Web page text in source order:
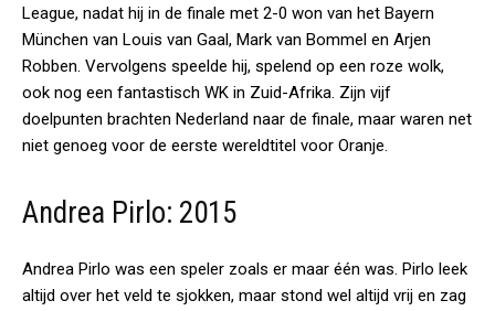
League, nadat hij in de finale met 2-0 won van het Bayern
München van Louis van Gaal, Mark van Bommel en Arjen
Robben. Vervolgens speelde hij, spelend op een roze wolk,
ook nog een fantastisch WK in Zuid-Afrika. Zijn vijf
doelpunten brachten Nederland naar de finale, maar waren net
niet genoeg voor de eerste wereldtitel voor Oranje.
Andrea Pirlo: 2015
Andrea Pirlo was een speler zoals er maar één was. Pirlo leek
altijd over het veld te sjokken, maar stond wel altijd vrij en zag